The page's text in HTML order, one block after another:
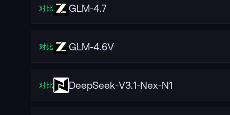
对比 GLM-4.7
对比 GLM-4.6V
对比 DeepSeek-V3.1-Nex-N1